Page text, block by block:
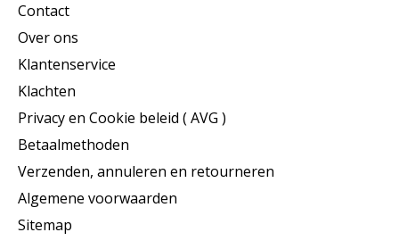
Contact
Over ons
Klantenservice
Klachten
Privacy en Cookie beleid ( AVG )
Betaalmethoden
Verzenden, annuleren en retourneren
Algemene voorwaarden
Sitemap